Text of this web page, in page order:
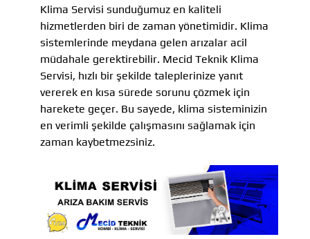
Klima Servisi sunduğumuz en kaliteli
hizmetlerden biri de zaman yönetimidir. Klima
sistemlerinde meydana gelen arızalar acil
müdahale gerektirebilir. Mecid Teknik Klima
Servisi, hızlı bir şekilde taleplerinize yanıt
vererek en kısa sürede sorunu çözmek için
harekete geçer. Bu sayede, klima sisteminizin
en verimli şekilde çalışmasını sağlamak için
zaman kaybetmezsiniz.